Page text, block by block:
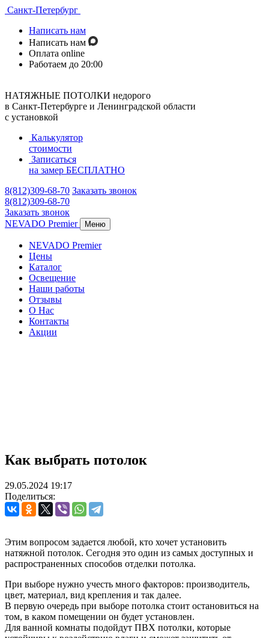
Санкт-Петербург
Написать нам
Написать нам
Оплата online
Работаем до 20:00
НАТЯЖНЫЕ ПОТОЛКИ недорого
в Санкт-Петербурге и Ленинградской области
с установкой
Калькулятор
стоимости
Записаться
на замер БЕСПЛАТНО
8(812)309-68-70 Заказать звонок
8(812)309-68-70
Заказать звонок
NEVADO Premier
Меню
NEVADO Premier
Цены
Каталог
Освещение
Наши работы
Отзывы
О Нас
Контакты
Акции
Как выбрать потолок
29.05.2024 19:17
Поделиться:
Этим вопросом задается любой, кто хочет установить
натяжной потолок. Сегодня это один из самых доступных и
распространенных способов отделки потолка.
При выборе нужно учесть много факторов: производитель,
цвет, материал, вид крепления и так далее.
В первую очередь при выборе потолка стоит остановиться на
том, в каком помещении он будет установлен.
Для ванной комнаты подойдут ПВХ потолки, которые